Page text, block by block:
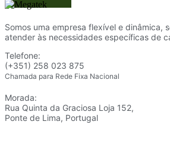
Somos uma empresa flexível e dinâmica,
atender às necessidades específicas de
Telefone:
(+351) 258 023 875
Chamada para Rede Fixa Nacional
Morada:
Rua Quinta da Graciosa Loja 152,
Ponte de Lima, Portugal